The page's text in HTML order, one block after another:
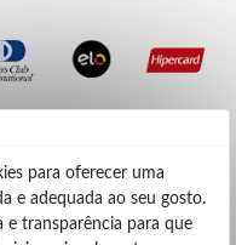
para oferecer uma
e adequada ao seu gosto.
e transparência para que